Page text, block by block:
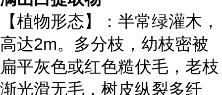
【植物形态】：半常绿灌木，
高达2m。多分枝，幼枝密被
扁平灰色或红色糙伏毛，老枝
渐光滑无毛，树皮纵裂多纤